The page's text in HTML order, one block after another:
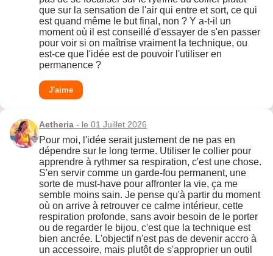
que sur la sensation de l'air qui entre et sort, ce qui
est quand même le but final, non ? Y a-t-il un
moment où il est conseillé d'essayer de s'en passer
pour voir si on maîtrise vraiment la technique, ou
est-ce que l'idée est de pouvoir l'utiliser en
permanence ?
J'aime
Aetheria - le 01 Juillet 2026
Pour moi, l'idée serait justement de ne pas en
dépendre sur le long terme. Utiliser le collier pour
apprendre à rythmer sa respiration, c'est une chose.
S'en servir comme un garde-fou permanent, une
sorte de must-have pour affronter la vie, ça me
semble moins sain. Je pense qu'à partir du moment
où on arrive à retrouver ce calme intérieur, cette
respiration profonde, sans avoir besoin de le porter
ou de regarder le bijou, c'est que la technique est
bien ancrée. L'objectif n'est pas de devenir accro à
un accessoire, mais plutôt de s'approprier un outil